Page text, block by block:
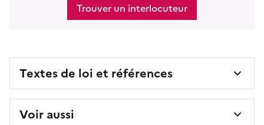
Trouver un interlocuteur
Textes de loi et références
Voir aussi